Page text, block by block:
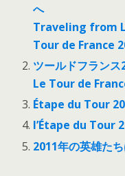
へ
Traveling from
Tour de France
ツールドフラン
Le Tour de
Étape du Tour
l’Étape du Tour
2011年の英雄た